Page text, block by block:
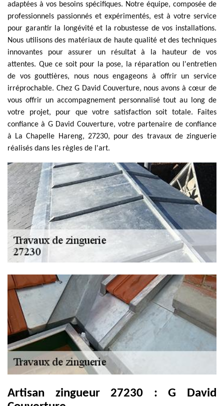
adaptées à vos besoins spécifiques. Notre équipe, composée de
professionnels passionnés et expérimentés, est à votre service
pour garantir la longévité et la robustesse de vos installations.
Nous utilisons des matériaux de haute qualité et des techniques
innovantes pour assurer un résultat à la hauteur de vos
attentes. Que ce soit pour la pose, la réparation ou l'entretien
de vos gouttières, nous nous engageons à offrir un service
irréprochable. Chez G David Couverture, nous avons à cœur de
vous offrir un accompagnement personnalisé tout au long de
votre projet, pour que votre satisfaction soit totale. Faites
confiance à G David Couverture, votre partenaire de confiance
à La Chapelle Hareng, 27230, pour des travaux de zinguerie
réalisés dans les règles de l'art.
Artisan zingueur 27230 : G David